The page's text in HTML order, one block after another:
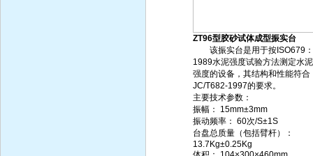
ZT96型胶砂试体成型振实台
该振实台是用于按ISO679：
1989水泥强度试验方法测定水
强度的设备，其结构和性能符合
JC/T682-1997的要求。
主要技术参数：
振幅： 15mm±3mm
振动频率： 60次/S±1S
台盘总质量（包括臂杆）：
13.7Kg±0.25Kg